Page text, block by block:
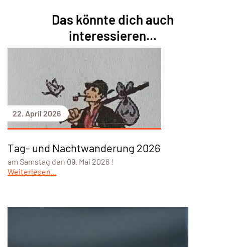
Das könnte dich auch
interessieren...
22. April 2026
Tag- und Nachtwanderung 2026
am Samstag den 09. Mai 2026 !
Weiterlesen...